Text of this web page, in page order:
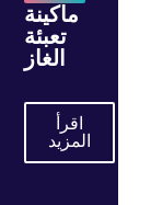
ماكينة
تعبئة
الغاز
اقرأ
المزيد